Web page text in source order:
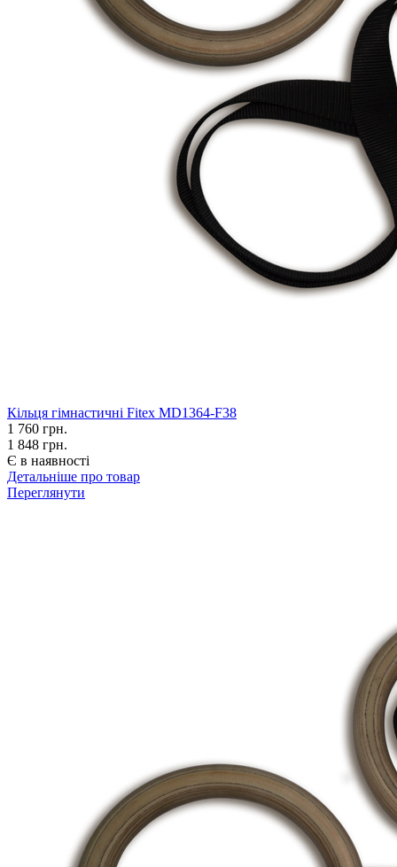
Кільця гімнастичні Fitex MD1364-F38
1 760 грн.
1 848 грн.
Є в наявності
Детальніше про товар
Переглянути